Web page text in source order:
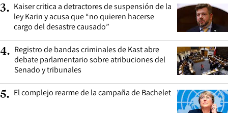
3. Kaiser critica a detractores de suspensión de la
ley Karin y acusa que “no quieren hacerse
cargo del desastre causado”
4. Registro de bandas criminales de Kast abre
debate parlamentario sobre atribuciones del
Senado y tribunales
5. El complejo rearme de la campaña de Bachelet